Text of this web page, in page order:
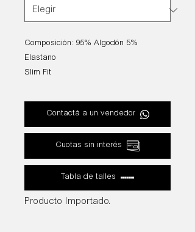
Composición: 95% Algodón 5%
Elastano
Slim Fit
Contactá a un vendedor
Cuotas sin interés
Tabla de talles
Producto Importado.